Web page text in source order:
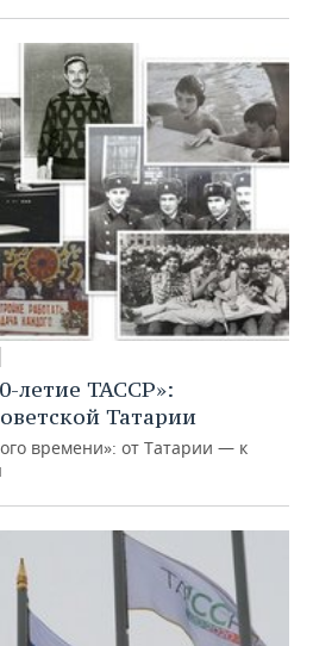
летие ТАССР»:
Татарии
времени»: от Татарии — к